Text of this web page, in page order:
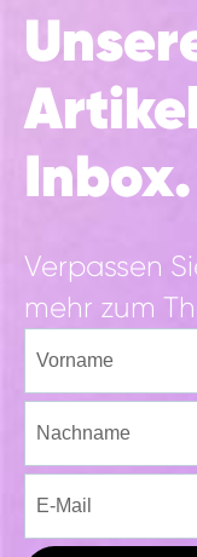
Inbox.
Verpassen
mehr zum